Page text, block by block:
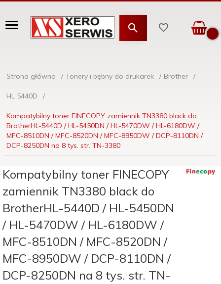
Strona główna Tonery i bębny do drukarek Brother
HL 5440D
Kompatybilny toner FINECOPY zamiennik TN3380 black do
BrotherHL-5440D / HL-5450DN / HL-5470DW / HL-6180DW /
MFC-8510DN / MFC-8520DN / MFC-8950DW / DCP-8110DN /
DCP-8250DN na 8 tys. str. TN-3380
Kompatybilny toner FINECOPY
zamiennik TN3380 black do
BrotherHL-5440D / HL-5450DN
/ HL-5470DW / HL-6180DW /
MFC-8510DN / MFC-8520DN /
MFC-8950DW / DCP-8110DN /
DCP-8250DN na 8 tys. str. TN-